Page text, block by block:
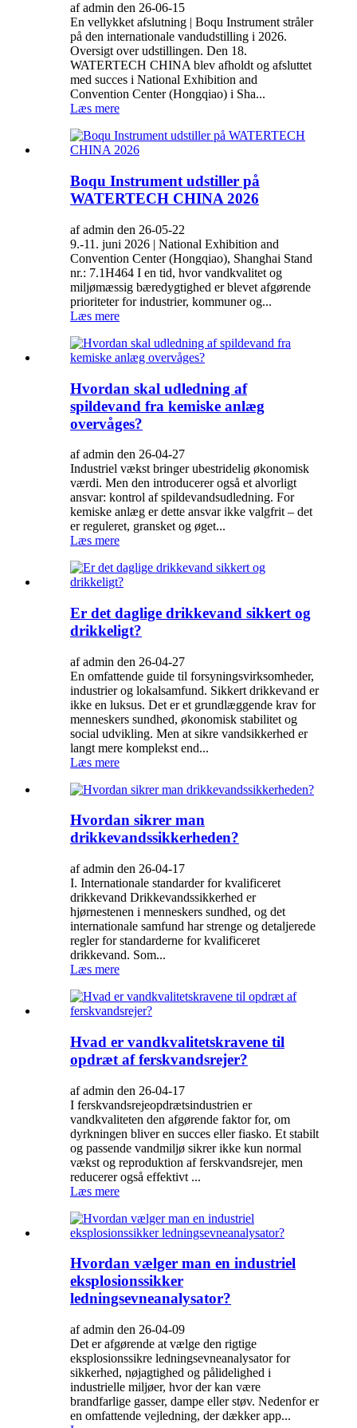
af admin den 26-06-15
En vellykket afslutning | Boqu Instrument stråler
på den internationale vandudstilling i 2026.
Oversigt over udstillingen. Den 18.
WATERTECH CHINA blev afholdt og afsluttet
med succes i National Exhibition and
Convention Center (Hongqiao) i Sha...
Læs mere
Boqu Instrument udstiller på
WATERTECH CHINA 2026
af admin den 26-05-22
9.-11. juni 2026 | National Exhibition and
Convention Center (Hongqiao), Shanghai Stand
nr.: 7.1H464 I en tid, hvor vandkvalitet og
miljømæssig bæredygtighed er blevet afgørende
prioriteter for industrier, kommuner og...
Læs mere
Hvordan skal udledning af
spildevand fra kemiske anlæg
overvåges?
af admin den 26-04-27
Industriel vækst bringer ubestridelig økonomisk
værdi. Men den introducerer også et alvorligt
ansvar: kontrol af spildevandsudledning. For
kemiske anlæg er dette ansvar ikke valgfrit – det
er reguleret, gransket og øget...
Læs mere
Er det daglige drikkevand sikkert og
drikkeligt?
af admin den 26-04-27
En omfattende guide til forsyningsvirksomheder,
industrier og lokalsamfund. Sikkert drikkevand er
ikke en luksus. Det er et grundlæggende krav for
menneskers sundhed, økonomisk stabilitet og
social udvikling. Men at sikre vandsikkerhed er
langt mere komplekst end...
Læs mere
Hvordan sikrer man
drikkevandssikkerheden?
af admin den 26-04-17
I. Internationale standarder for kvalificeret
drikkevand Drikkevandssikkerhed er
hjørnestenen i menneskers sundhed, og det
internationale samfund har strenge og detaljerede
regler for standarderne for kvalificeret
drikkevand. Som...
Læs mere
Hvad er vandkvalitetskravene til
opdræt af ferskvandsrejer?
af admin den 26-04-17
I ferskvandsrejeopdrætsindustrien er
vandkvaliteten den afgørende faktor for, om
dyrkningen bliver en succes eller fiasko. Et stabilt
og passende vandmiljø sikrer ikke kun normal
vækst og reproduktion af ferskvandsrejer, men
reducerer også effektivt ...
Læs mere
Hvordan vælger man en industriel
eksplosionssikker
ledningsevneanalysator?
af admin den 26-04-09
Det er afgørende at vælge den rigtige
eksplosionssikre ledningsevneanalysator for
sikkerhed, nøjagtighed og pålidelighed i
industrielle miljøer, hvor der kan være
brandfarlige gasser, dampe eller støv. Nedenfor er
en omfattende vejledning, der dækker app...